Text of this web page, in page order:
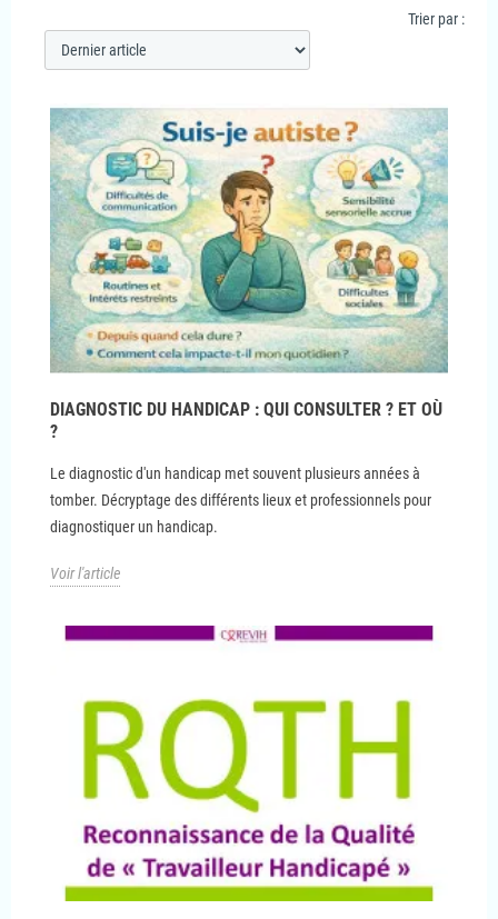
Trier par :
DIAGNOSTIC DU HANDICAP : QUI CONSULTER ? ET OÙ
?
Le diagnostic d'un handicap met souvent plusieurs années à
tomber. Décryptage des différents lieux et professionnels pour
diagnostiquer un handicap.
Voir l'article